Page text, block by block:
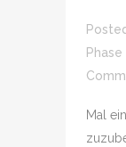
Phase
Mal